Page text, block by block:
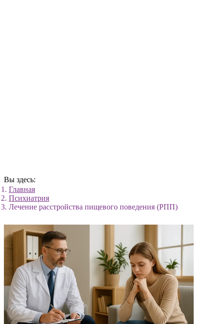
Вы здесь:
Главная
Психиатрия
Лечение расстройства пищевого поведения (РПП)